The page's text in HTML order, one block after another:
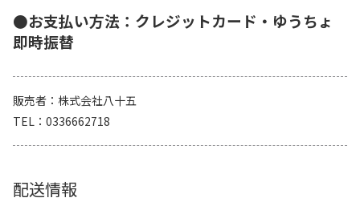
●お支払い方法：クレジットカード・ゆうちょ
即時振替
販売者
株式会社八十五
TEL
0336662718
配送情報